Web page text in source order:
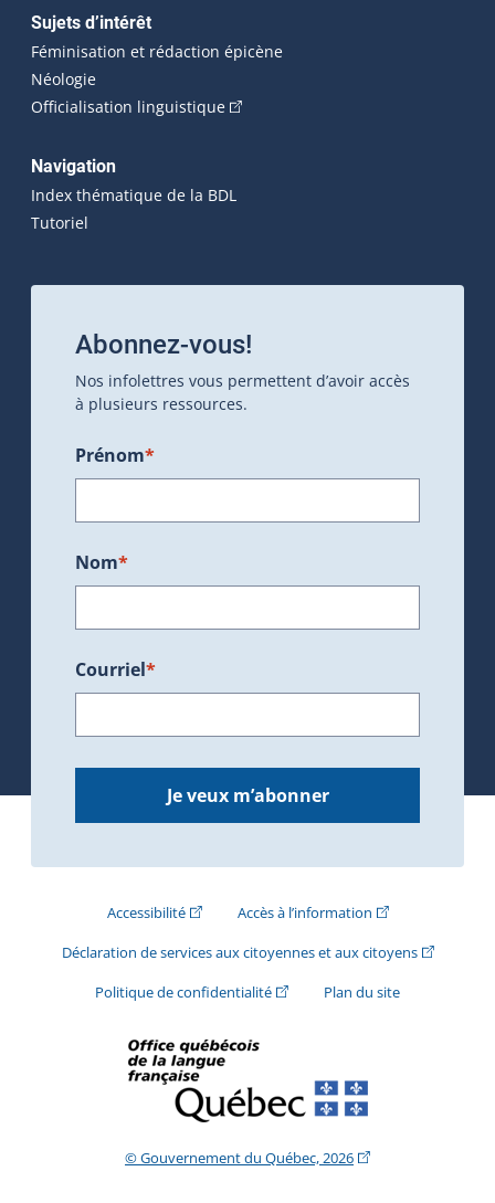
Sujets d’intérêt
Féminisation et rédaction épicène
Néologie
Officialisation linguistique(Cet hyperlien externe s'ouvrira
Navigation
Index thématique de la BDL
Tutoriel
Abonnez-vous!
Nos infolettres vous permettent d’avoir accès
à plusieurs ressources.
Prénom*
Nom*
Courriel*
Je veux m’abonner
Accessibilité(Cet hyperlien externe s'ouvrira dans une
Accès à l’information(Cet hyperlien
Déclaration de services aux citoyennes et aux citoyens(Cet
Politique de confidentialité(Cet hyperlien externe s'ouvrira
Plan du site
© Gouvernement du Québec, 2026(Cet hyperlien